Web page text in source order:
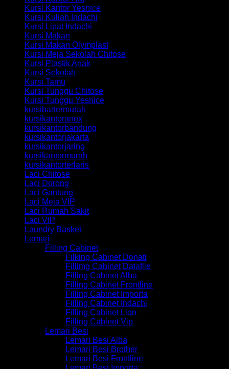
Kursi Kantor Yesnice
Kursi Kuliah Indachi
Kursi Lipat Indachi
Kursi Makan
Kursi Makan Olymplast
Kursi Meja Sekolah Chitose
Kursi Plastik Anak
Kursi Sekolah
Kursi Tamu
Kursi Tunggu Chitose
Kursi Tunggu Yesnice
kursibartermurah
kursikantoranex
kursikantorbandung
kursikantorjakarta
kursikantorjaring
kursikantormurah
kursikantorterlaris
Laci Chitose
Laci Dorong
Laci Gantung
Laci Meja VIP
Laci Rumah Sakit
Laci VIP
Laundry Basket
Lemari
Filling Cabinet
Filking Cabinet Donati
Fillimg Cabinet Datafile
Filling Cabinet Alba
Filling Cabinet Frontline
Filling Cabinet Importa
Filling Cabinet Indachi
Filling Cabinet Lion
Filling Cabinet Vip
Lemari Besi
Lemari Besi Alba
Lemari Besi Brother
Lemari Besi Frontline